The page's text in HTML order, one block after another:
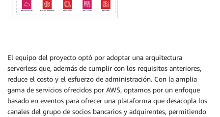
El equipo del proyecto optó por adoptar una arquitectura
serverless que, además de cumplir con los requisitos anteriores,
reduce el costo y el esfuerzo de administración. Con la amplia
gama de servicios ofrecidos por AWS, optamos por un enfoque
basado en eventos para ofrecer una plataforma que desacopla los
canales del grupo de socios bancarios y adquirentes, permitiendo